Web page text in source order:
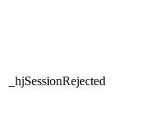
_hjSessionRejected